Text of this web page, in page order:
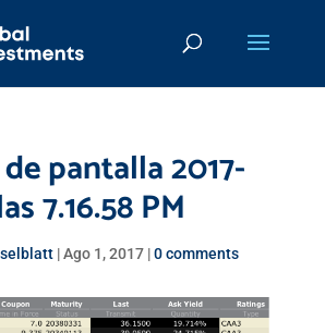
pantalla 2017-
7.16.58 PM
|Ago 1, 2017|0 comments